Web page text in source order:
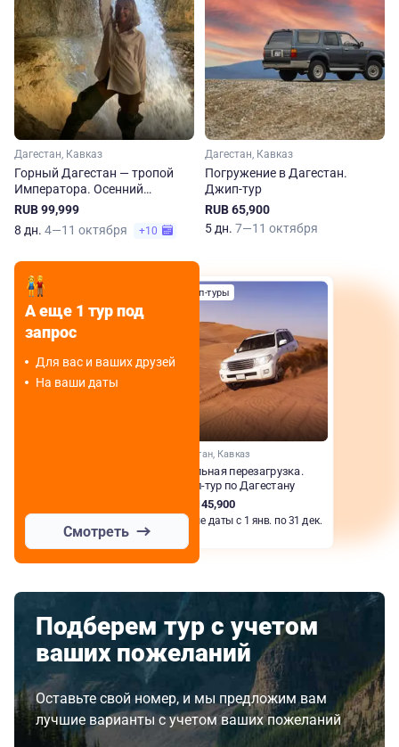
Дагестан, Кавказ
Горный Дагестан — тропой
Императора. Осенний
треккинг
RUB 99,999
8 дн. 4—11 октября +10
Дагестан, Кавказ
Погружение в Дагестан.
Джип-тур
RUB 65,900
5 дн. 7—11 октября
А еще 1 тур под
запрос
Для вас и ваших друзей
На ваши даты
Смотреть
Джип-туры
Дагестан, Кавказ
Тотальная перезагрузка.
Джип-тур по Дагестану
RUB 145,900
Любые даты с 1 янв. по 31 дек.
Подберем тур с учетом
ваших пожеланий
Оставьте свой номер, и мы предложим вам
лучшие варианты с учетом ваших пожеланий